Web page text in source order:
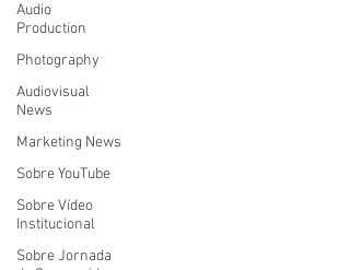
Audio
Production
Photography
Audiovisual
News
Marketing News
Sobre YouTube
Sobre Vídeo
Institucional
Sobre Jornada